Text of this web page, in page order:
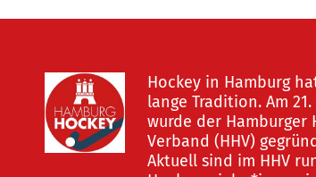
Hockey in Hamburg
lange Tradition. Am 21.
wurde der Hamburger
Verband (HHV)
Aktuell sind im HHV